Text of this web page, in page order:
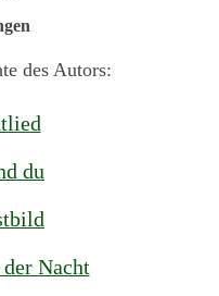
des Autors:
du
Nacht